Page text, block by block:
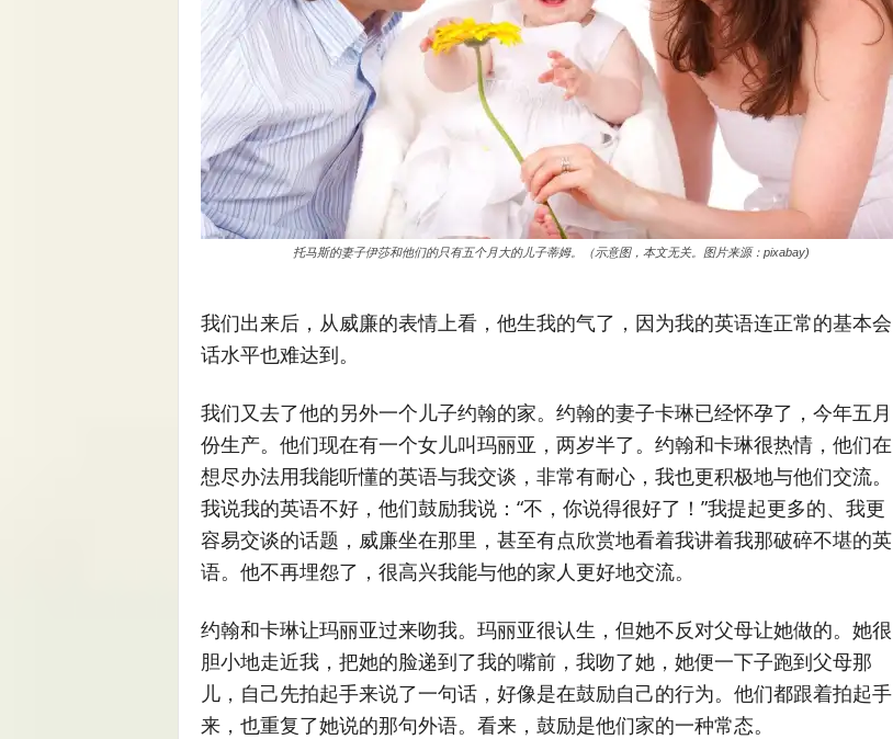
托马斯的妻子伊莎和他们的只有五个月大的儿子蒂姆。（示意图，本文无关。图片来源：pixabay)
我们出来后，从威廉的表情上看，他生我的气了，因为我的英语连正常的基本会
话水平也难达到。
我们又去了他的另外一个儿子约翰的家。约翰的妻子卡琳已经怀孕了，今年五月
份生产。他们现在有一个女儿叫玛丽亚，两岁半了。约翰和卡琳很热情，他们在
想尽办法用我能听懂的英语与我交谈，非常有耐心，我也更积极地与他们交流。
我说我的英语不好，他们鼓励我说：“不，你说得很好了！”我提起更多的、我更
容易交谈的话题，威廉坐在那里，甚至有点欣赏地看着我讲着我那破碎不堪的英
语。他不再埋怨了，很高兴我能与他的家人更好地交流。
约翰和卡琳让玛丽亚过来吻我。玛丽亚很认生，但她不反对父母让她做的。她很
胆小地走近我，把她的脸递到了我的嘴前，我吻了她，她便一下子跑到父母那
儿，自己先拍起手来说了一句话，好像是在鼓励自己的行为。他们都跟着拍起手
来，也重复了她说的那句外语。看来，鼓励是他们家的一种常态。